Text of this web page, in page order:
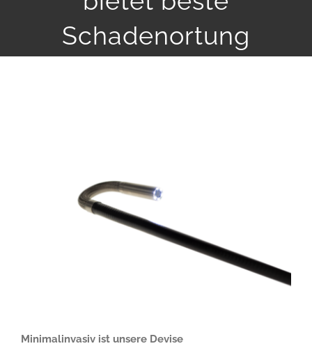
Schadenortung
Minimalinvasiv ist unsere Devise